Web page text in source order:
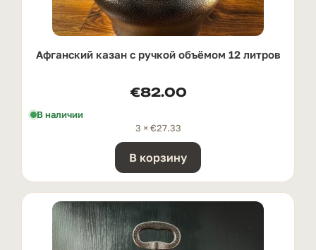
Афганский казан с ручкой oбъёмом 12 литров
€82.00
В наличии
3 × €27.33
В корзину